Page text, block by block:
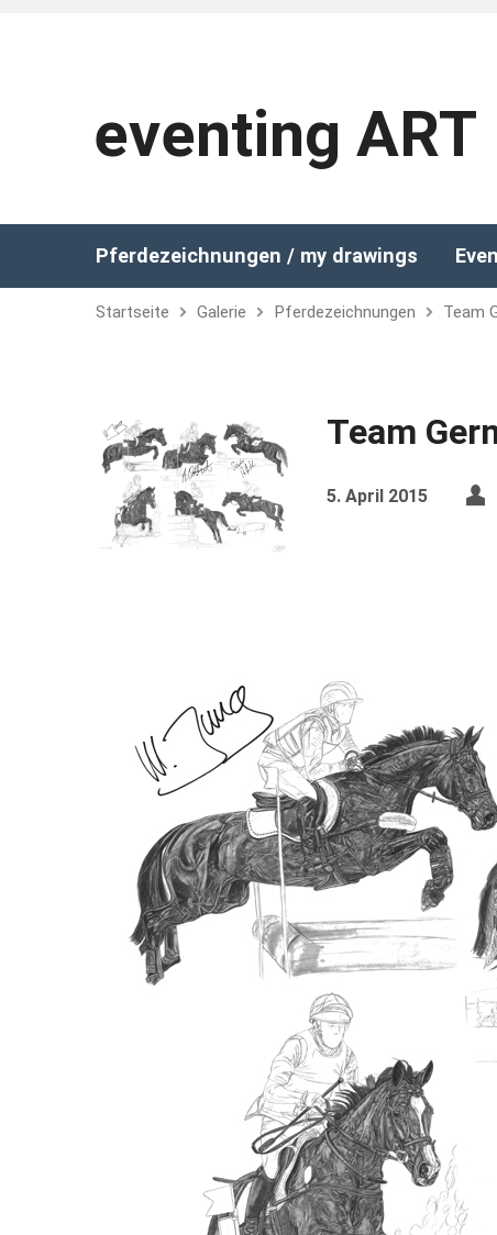
eventing ART
Pferdezeichnungen / my drawings
Startseite Galerie Pferdezeichnungen Team
Team
5. April 2015